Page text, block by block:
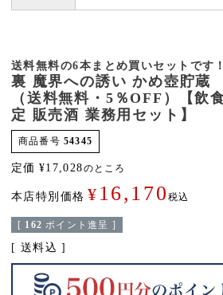
送料無料の6本まとめ買いセットです！
裏 魔界への誘い かめ壺貯
（送料無料・5％OFF）【飲
定 販売酒 業務用セット】
商品番号 54345
定価 ¥17,028のところ
本店特別価格 ¥ 16,170税込
[ 162 ポイント進呈 ]
送料込